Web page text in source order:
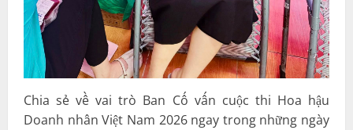
Chia sẻ về vai trò Ban Cố vấn cuộc thi Hoa hậu
Doanh nhân Việt Nam 2026 ngay trong những ngày